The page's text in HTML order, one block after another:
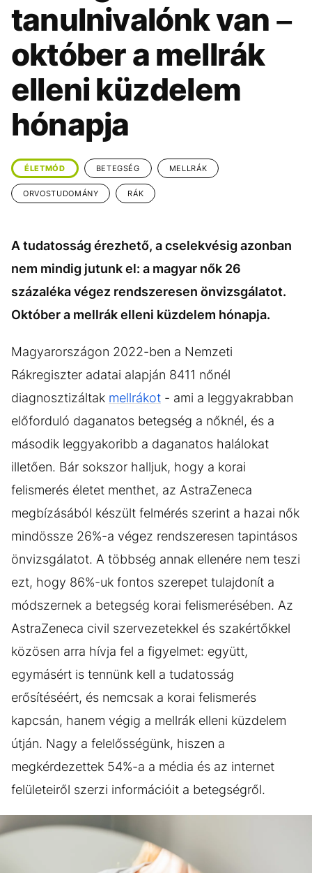
UTAZÁS
ÉLETMÓD DESIGN
BESZÉLGETÉSEK ARCOK
VIDEÓ TÖRTÉNETEK
GASZTRO
tanulnivalónk van –
október a mellrák
elleni küzdelem
hónapja
ÉLETMÓD BETEGSÉG MELLRÁK
ORVOSTUDOMÁNY RÁK
A tudatosság érezhető, a cselekvésig azonban
nem mindig jutunk el: a magyar nők 26
százaléka végez rendszeresen önvizsgálatot.
Október a mellrák elleni küzdelem hónapja.
Magyarországon 2022-ben a Nemzeti
Rákregiszter adatai alapján 8411 nőnél
diagnosztizáltak mellrákot - ami a leggyakrabban
előforduló daganatos betegség a nőknél, és a
második leggyakoribb a daganatos halálokat
illetően. Bár sokszor halljuk, hogy a korai
felismerés életet menthet, az AstraZeneca
megbízásából készült felmérés szerint a hazai nők
mindössze 26%-a végez rendszeresen tapintásos
önvizsgálatot. A többség annak ellenére nem teszi
ezt, hogy 86%-uk fontos szerepet tulajdonít a
módszernek a betegség korai felismerésében. Az
AstraZeneca civil szervezetekkel és szakértőkkel
közösen arra hívja fel a figyelmet: együtt,
egymásért is tennünk kell a tudatosság
erősítéséért, és nemcsak a korai felismerés
kapcsán, hanem végig a mellrák elleni küzdelem
útján. Nagy a felelősségünk, hiszen a
megkérdezettek 54%-a a média és az internet
felületeiről szerzi információit a betegségről.